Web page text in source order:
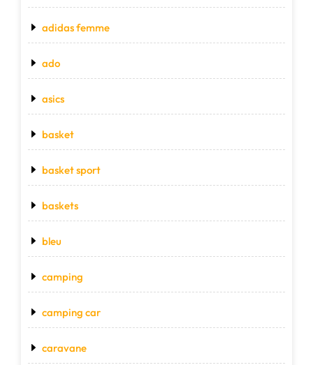
adidas femme
ado
asics
basket
basket sport
baskets
bleu
camping
camping car
caravane